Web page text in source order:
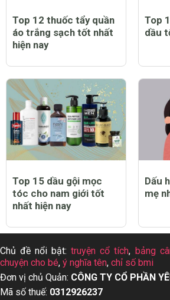
Top 12 thuốc tẩy quần
áo trắng sạch tốt nhất
hiện nay
Top
dầu
Top 15 dầu gội mọc
tóc cho nam giới tốt
nhất hiện nay
Dấu
mẹ
Chủ đề nổi bật:truyện cổ tích, bảng
chuyện cho bé, ý nghĩa tên, chỉ số bmi
Đơn vị chủ Quản: CÔNG TY CỔ PHẦN
Mã số thuế: 0312926237